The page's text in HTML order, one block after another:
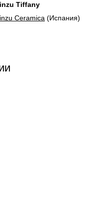
Tiffany
Ceramica (Испания)